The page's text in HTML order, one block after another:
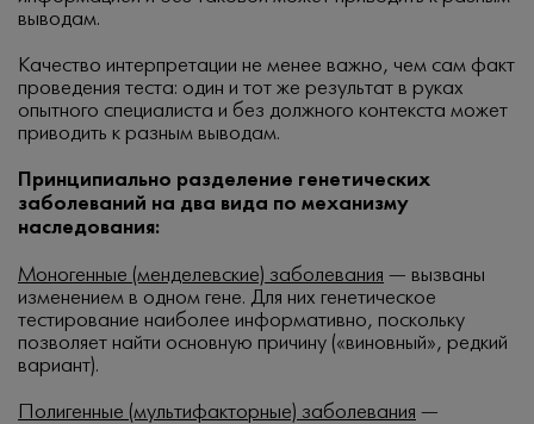
выводам.
Качество интерпретации не менее важно, чем сам факт
проведения теста: один и тот же результат в руках
опытного специалиста и без должного контекста может
приводить к разным выводам.
Принципиально разделение генетических
заболеваний на два вида по механизму
наследования:
Моногенные (менделевские) заболевания — вызваны
изменением в одном гене. Для них генетическое
тестирование наиболее информативно, поскольку
позволяет найти основную причину («виновный», редкий
вариант).
Полигенные (мультифакторные) заболевания —